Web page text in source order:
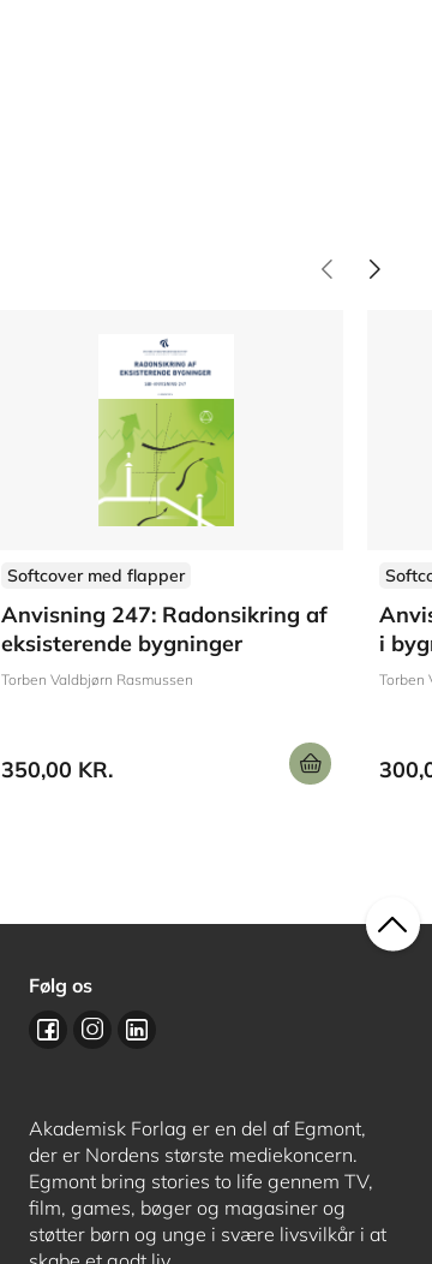
Softcover med flapper
Anvisning 247: Radonsikring af
eksisterende bygninger
Torben Valdbjørn Rasmussen
350,00 KR.
i
Torben
Følg os
Akademisk Forlag er en del af Egmont,
der er Nordens største mediekoncern.
Egmont bring stories to life gennem TV,
film, games, bøger og magasiner og
støtter børn og unge i svære livsvilkår i at